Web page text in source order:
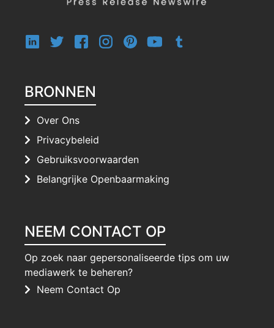
BRONNEN
Over Ons
Privacybeleid
Gebruiksvoorwaarden
Belangrijke Openbaarmaking
NEEM CONTACT OP
Op zoek naar gepersonaliseerde tips om uw
mediawerk te beheren?
Neem Contact Op